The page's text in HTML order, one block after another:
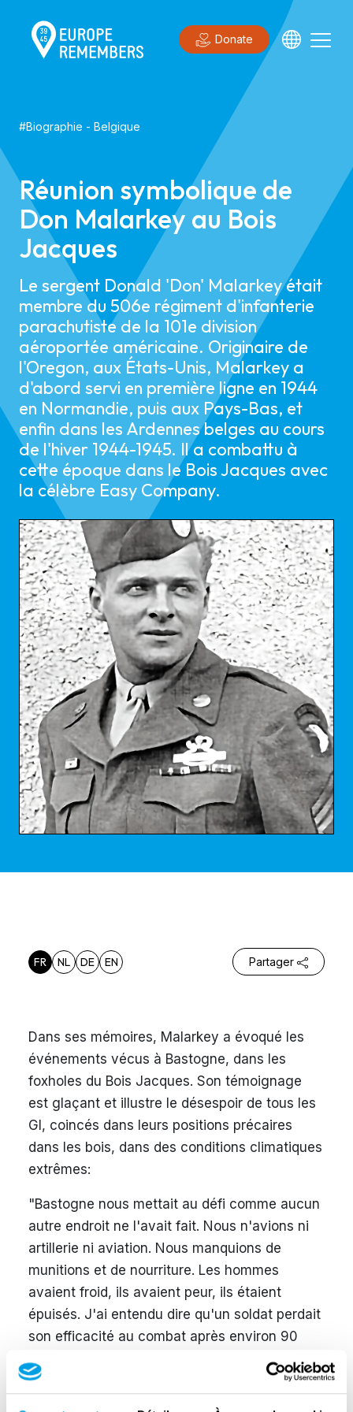
Donate
#Biographie - Belgique
Réunion symbolique de
Don Malarkey au Bois
Jacques
Le sergent Donald 'Don' Malarkey était
membre du 506e régiment d'infanterie
parachutiste de la 101e division
aéroportée américaine. Originaire de
l'Oregon, aux États-Unis, Malarkey a
d'abord servi en première ligne en 1944
en Normandie, puis aux Pays-Bas, et
enfin dans les Ardennes belges au cours
de l'hiver 1944-1945. Il a combattu à
cette époque dans le Bois Jacques avec
la célèbre Easy Company.
FR NL DE EN Partager
Dans ses mémoires, Malarkey a évoqué les
événements vécus à Bastogne, dans les
foxholes du Bois Jacques. Son témoignage
est glaçant et illustre le désespoir de tous les
GI, coincés dans leurs positions précaires
dans les bois, dans des conditions climatiques
extrêmes:
"Bastogne nous mettait au défi comme aucun
autre endroit ne l'avait fait. Nous n'avions ni
artillerie ni aviation. Nous manquions de
munitions et de nourriture. Les hommes
avaient froid, ils avaient peur, ils étaient
épuisés. J'ai entendu dire qu'un soldat perdait
son efficacité au combat après environ 90
jours ; nous avions été au combat pendant
107 jours depuis la Normandie. Ce n'était pas